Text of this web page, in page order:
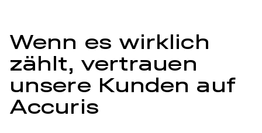
Wenn es wirklich
zählt, vertrauen
unsere Kunden auf
Accuris